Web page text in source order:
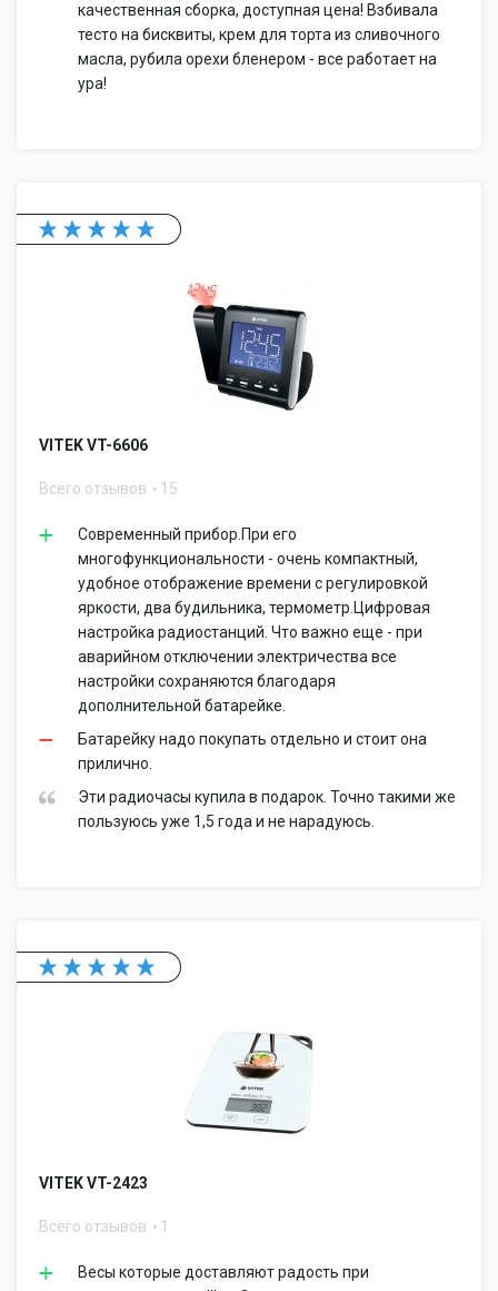
качественная сборка, доступная цена! Взбивала
тесто на бисквиты, крем для торта из сливочного
масла, рубила орехи бленером - все работает на
ура!
VITEK VT-6606
Всего отзывов 15
Современный прибор.При его
многофункциональности - очень компактный,
удобное отображение времени с регулировкой
яркости, два будильника, термометр.Цифровая
настройка радиостанций. Что важно еще - при
аварийном отключении электричества все
настройки сохраняются благодаря
дополнительной батарейке.
Батарейку надо покупать отдельно и стоит она
прилично.
Эти радиочасы купила в подарок. Точно такими же
пользуюсь уже 1,5 года и не нарадуюсь.
VITEK VT-2423
Всего отзывов 1
Весы которые доставляют радость при